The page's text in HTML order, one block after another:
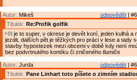
odpovědět |
Autor: Mikeš
Titulek: Re:Profik golfik
je to super, v okrese je devět koní, jeden kulhá a
jezdit, dalších pět je těžkých pro práci v lese a tady
stavby hypostezek mezi obcemi v době kdy není
bez podvrtnutého kontíku či zničeného tlumiče
odpovědět |
Autor: Jurda
Titulek: Pane Linhart toto píšete o zimním